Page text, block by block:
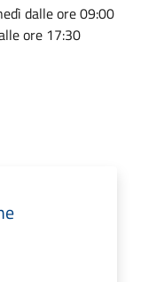
dalle ore 09:00
ore 17:30